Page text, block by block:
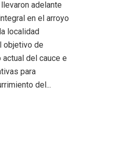
adelante
en el arroyo
localidad
objetivo de
del cauce e
para
del...